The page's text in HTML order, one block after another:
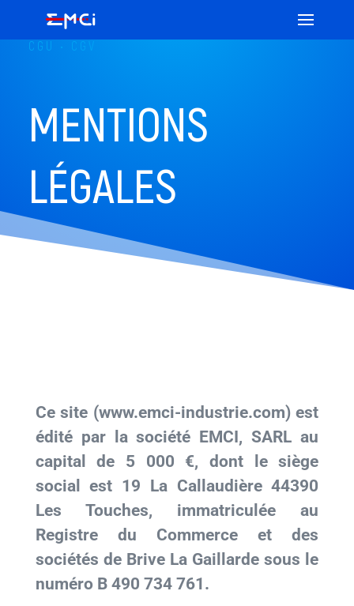
CGU • CGV
MENTIONS
LÉGALES
Ce site (www.emci-industrie.com) est
édité par la société EMCI, SARL au
capital de 5 000 €, dont le siège
social est 19 La Callaudière 44390
Les Touches, immatriculée au
Registre du Commerce et des
sociétés de Brive La Gaillarde sous le
numéro B 490 734 761.